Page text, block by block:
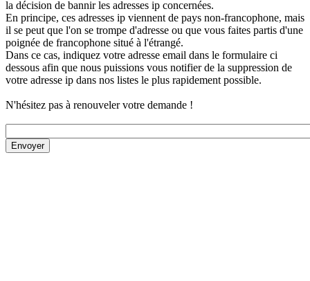
la décision de bannir les adresses ip concernées.
En principe, ces adresses ip viennent de pays non-francophone, mais
il se peut que l'on se trompe d'adresse ou que vous faites partis d'une
poignée de francophone situé à l'étrangé.
Dans ce cas, indiquez votre adresse email dans le formulaire ci
dessous afin que nous puissions vous notifier de la suppression de
votre adresse ip dans nos listes le plus rapidement possible.
N'hésitez pas à renouveler votre demande !